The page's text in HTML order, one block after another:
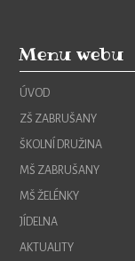
Menu webu
ÚVOD
ZŠ ZABRUŠANY
ŠKOLNÍ DRUŽINA
MŠ ZABRUŠANY
MŠ ŽELÉNKY
JÍDELNA
AKTUALITY